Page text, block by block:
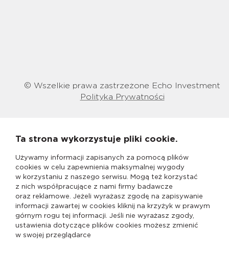
© Wszelkie prawa zastrzeżone Echo Investment
Polityka Prywatności
Ta strona wykorzystuje pliki cookie.
Używamy informacji zapisanych za pomocą plików
cookies w celu zapewnienia maksymalnej wygody
w korzystaniu z naszego serwisu. Mogą też korzystać
z nich współpracujące z nami firmy badawcze
oraz reklamowe. Jeżeli wyrażasz zgodę na zapisywanie
informacji zawartej w cookies kliknij na krzyżyk w prawym
górnym rogu tej informacji. Jeśli nie wyrażasz zgody,
ustawienia dotyczące plików cookies możesz zmienić
w swojej przeglądarce